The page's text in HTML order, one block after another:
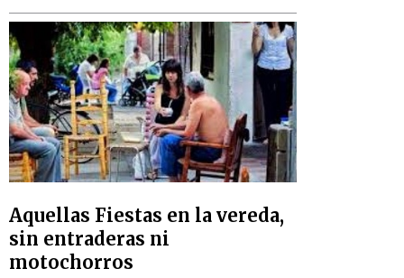
Aquellas Fiestas en la vereda,
sin entraderas ni
motochorros